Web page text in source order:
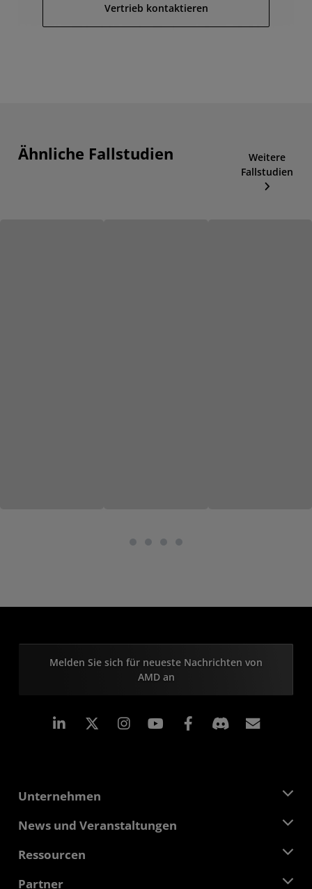
Vertrieb kontaktieren
Ähnliche Fallstudien
Weitere
Fallstudien
Melden Sie sich für neueste Nachrichten von
AMD an
LinkedIn Instagram Facebook
Unternehmen
Über AMD
Verantwortung
News und Veranstaltungen
Pressebereich
Ressourcen
Developer Central
Partner